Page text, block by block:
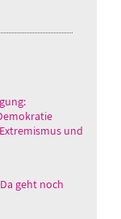
und
geht noch